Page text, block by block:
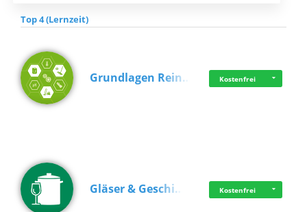
Top 4 (Lernzeit)
Grundlagen Rein… Kostenfrei
Gläser & Geschi… Kostenfrei